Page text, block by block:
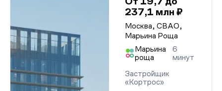
237,1 млн ₽
Москва, СВАО,
Марьина Роща
Марьина
роща
6
минут
Застройщик
«Кортрос»